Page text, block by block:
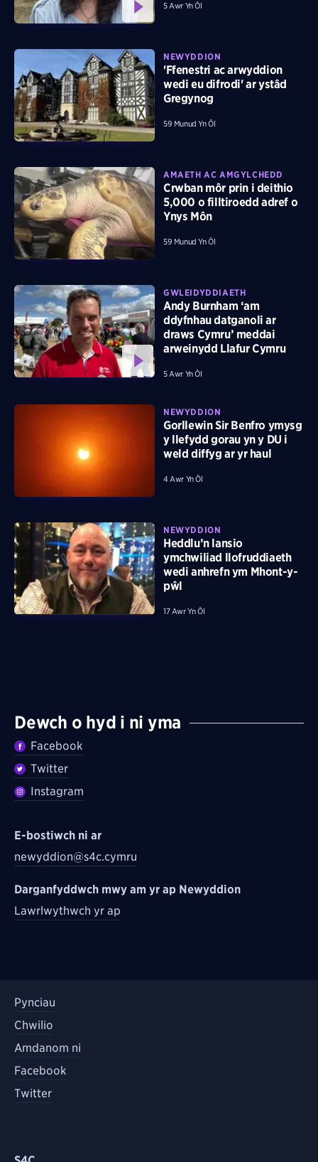
5 Awr Yn Ôl
NEWYDDION
'Ffenestri ac arwyddion
wedi eu difrodi' ar ystâd
Gregynog
59 Munud Yn Ôl
AMAETH AC AMGYLCHEDD
Crwban môr prin i deithio
5,000 o filltiroedd adref o
Ynys Môn
59 Munud Yn Ôl
GWLEIDYDDIAETH
Andy Burnham ‘am
ddyfnhau datganoli ar
draws Cymru’ meddai
arweinydd Llafur Cymru
5 Awr Yn Ôl
NEWYDDION
Gorllewin Sir Benfro ymysg
y llefydd gorau yn y DU i
weld diffyg ar yr haul
4 Awr Yn Ôl
NEWYDDION
Heddlu’n lansio
ymchwiliad llofruddiaeth
wedi anhrefn ym Mhont-y-
pŵl
17 Awr Yn Ôl
Dewch o hyd i ni yma
Facebook
Twitter
Instagram
E-bostiwch ni ar
newyddion@s4c.cymru
Darganfyddwch mwy am yr ap Newyddion
Lawrlwythwch yr ap
Pynciau
Chwilio
Amdanom ni
Facebook
Twitter